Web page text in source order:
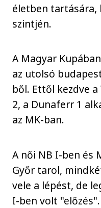
életben tartására,
szintjén.
A Magyar
az utolsó
ből. Ettől kezdve a
2, a Dunaferr 1
az MK-ban.
A női NB I-ben és
Győr tarol,
vele a lépést, de
I-ben volt